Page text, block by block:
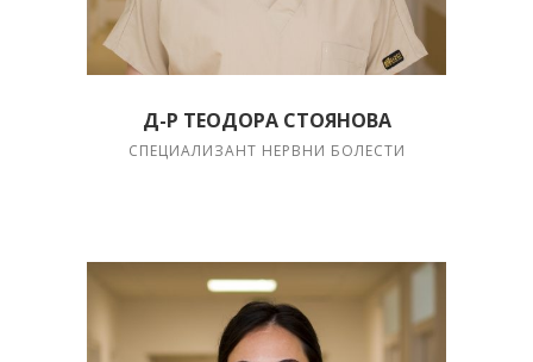
Д-Р ТЕОДОРА СТОЯНОВА
СПЕЦИАЛИЗАНТ НЕРВНИ БОЛЕСТИ